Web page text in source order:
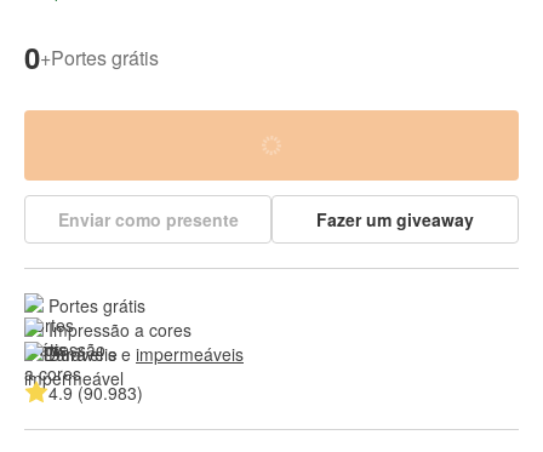
0+Portes grátis
Enviar como presente Fazer um giveaway
Portes grátis
Impressão a cores
Duráveis e impermeáveis
4.9 (90.983)